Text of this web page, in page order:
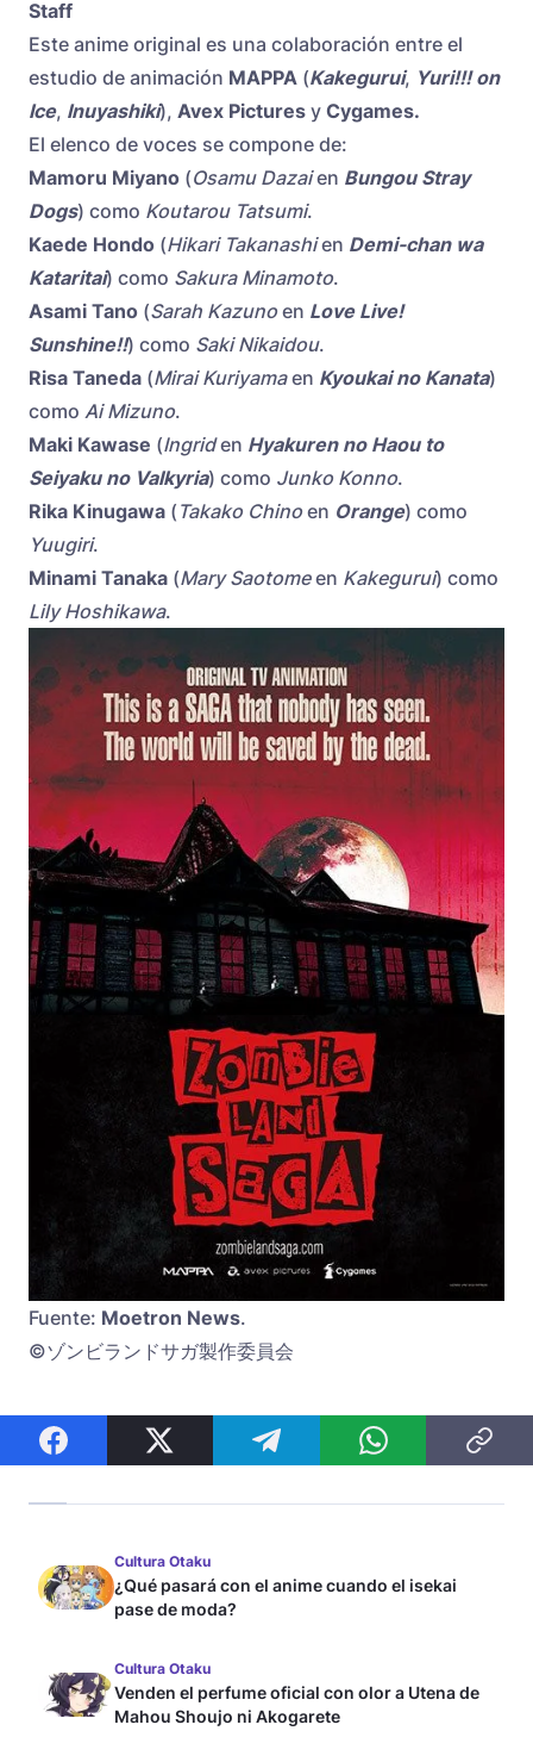
Staff
Este anime original es una colaboración entre el
estudio de animación MAPPA (Kakegurui, Yuri!!! on
Ice, Inuyashiki), Avex Pictures y Cygames.
El elenco de voces se compone de:
Mamoru Miyano (Osamu Dazaien Bungou Stray
Dogs) como Koutarou Tatsumi.
Kaede Hondo (Hikari Takanashien Demi-chan wa
Kataritai) como Sakura Minamoto.
Asami Tano (Sarah Kazuno en Love Live!
Sunshine!!) como Saki Nikaidou.
Risa Taneda (Mirai Kuriyamaen Kyoukai no Kanata)
como Ai Mizuno.
Maki Kawase (Ingriden Hyakuren no Haou to
Seiyaku no Valkyria) como Junko Konno.
Rika Kinugawa ( Takako Chino en Orange) como
Yuugiri.
Minami Tanaka (Mary Saotomeen Kakegurui) como
Lily Hoshikawa.
Fuente: Moetron News.
©ゾンビランドサガ製作委員会
Cultura Otaku
¿Qué pasará con el anime cuando el isekai
pase de moda?
Cultura Otaku
Venden el perfume oficial con olor a Utena de
Mahou Shoujo ni Akogarete